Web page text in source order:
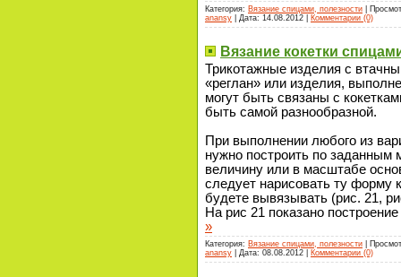
Категория: Вязание спицами, полезности |
anansy | Дата: 14.08.2012 Комментарии (0)
Вязание кокетки
Трикотажные изделия с
«реглан» или изделия,
могут быть связаны с
быть самой разнообразной.
При выполнении любого из
нужно построить по заданным
величину или в масштабе
следует нарисовать ту форму
будете вывязывать (рис. 21,
На рис 21 показано
»
Категория: Вязание спицами, полезности |
anansy | Дата: 08.08.2012 Комментарии (0)